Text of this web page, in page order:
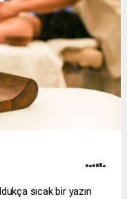
sıcak bir yazın